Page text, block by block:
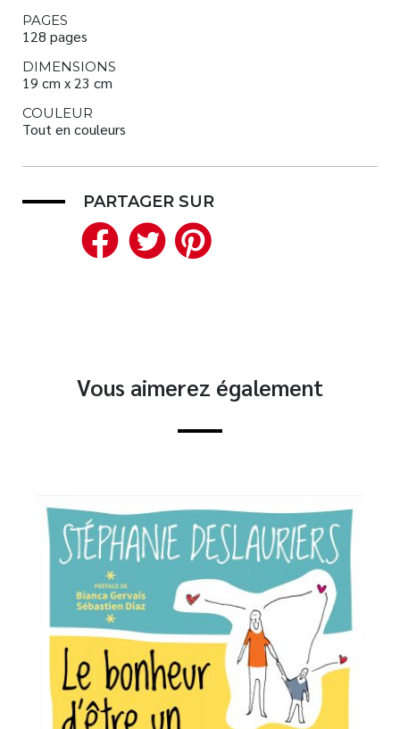
PAGES
128 pages
DIMENSIONS
19 cm x 23 cm
COULEUR
Tout en couleurs
PARTAGER SUR
Facebook
Twitter
Vous aimerez également